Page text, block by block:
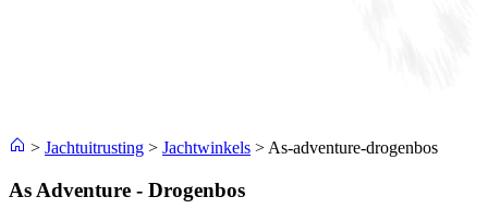
> Jachtuitrusting > Jachtwinkels > As-adventure-drogenbos
As Adventure - Drogenbos